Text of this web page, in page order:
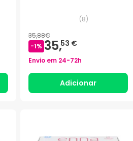
(8)
35,88€
-1% 35,53 €
Envio em 24-72h
Adicionar